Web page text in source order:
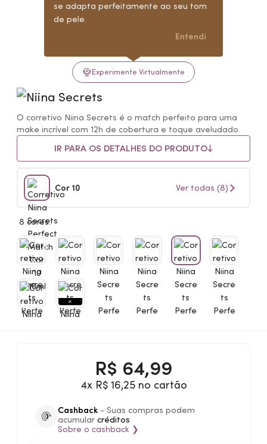
Experimente Virtualmente
se adapta perfeitamente ao seu tom
de pele.
Entendi
O corretivo Niina Secrets é o match perfeito para uma
make incrível com 12h de cobertura e toque aveludado.
IR PARA OS DETALHES DO PRODUTO
Cor 10 Ver todas (8)
8 cores:
R$ 64,99
4x R$ 16,25 no cartão
Cashback - Suas compras podem
acumular créditos
Sobre o cashback ❯